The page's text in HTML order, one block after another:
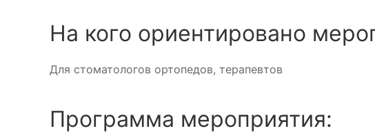
На кого ориентировано
Для стоматологов ортопедов, терапевтов
Программа мероприятия: